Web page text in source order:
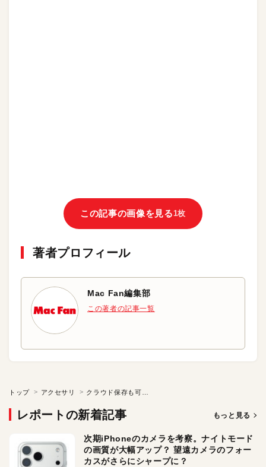
この記事の画像を見る1枚
著者プロフィール
Mac Fan編集部
この著者の記事一覧
トップ アクセサリ
レポートの新着記事 もっと見る
次期iPhoneのカメラを考察。ナイトモード
の画質が大幅アップ？ 望遠カメラのフォー
カスがさらにシャープに？